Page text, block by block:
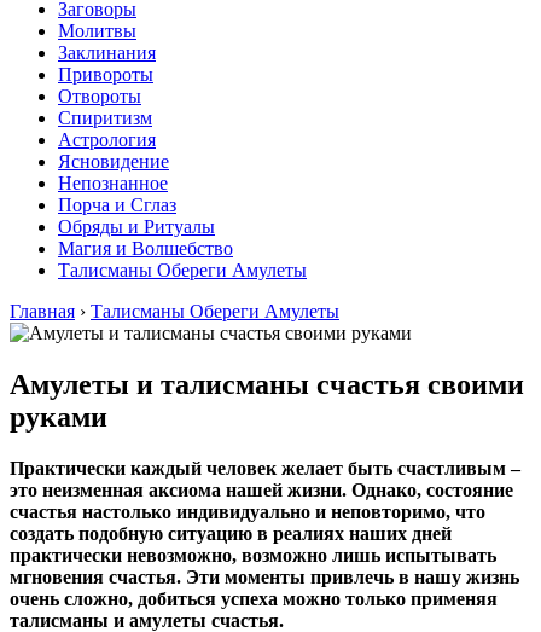
Заговоры
Молитвы
Заклинания
Привороты
Отвороты
Спиритизм
Астрология
Ясновидение
Непознанное
Порча и Сглаз
Обряды и Ритуалы
Магия и Волшебство
Талисманы Обереги Амулеты
Главная › Талисманы Обереги Амулеты
Амулеты и талисманы счастья своими
руками
Практически каждый человек желает быть счастливым –
это неизменная аксиома нашей жизни. Однако, состояние
счастья настолько индивидуально и неповторимо, что
создать подобную ситуацию в реалиях наших дней
практически невозможно, возможно лишь испытывать
мгновения счастья. Эти моменты привлечь в нашу жизнь
очень сложно, добиться успеха можно только применяя
талисманы и амулеты счастья.